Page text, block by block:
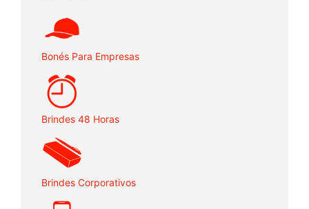
Bonés Para Empresas
Brindes 48 Horas
Brindes Corporativos